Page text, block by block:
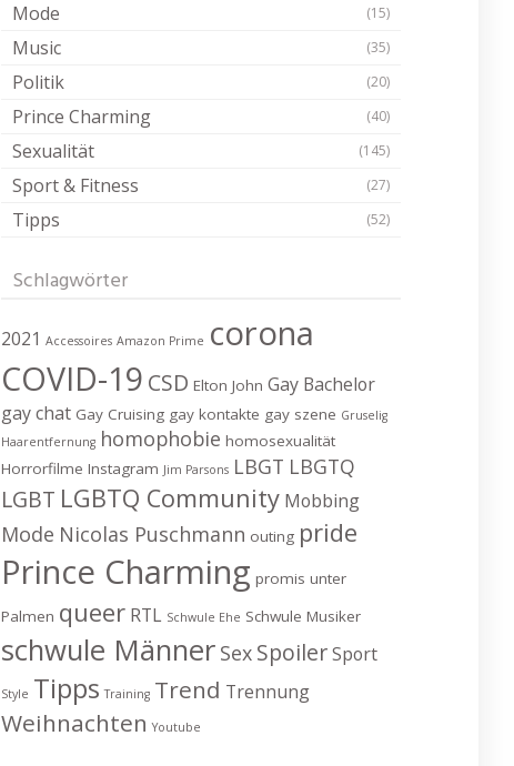
Mode (15)
Music (35)
Politik (20)
Prince Charming (40)
Sexualität (145)
Sport & Fitness (27)
Tipps (52)
Schlagwörter
2021 Accessoires Amazon Prime corona
COVID-19 CSD Elton John Gay Bachelor
gay chat Gay Cruising gay kontakte gay szene Gruselig
Haarentfernung homophobie homosexualität
Horrorfilme Instagram Jim Parsons LBGT LBGTQ
LGBT LGBTQ Community Mobbing
Mode Nicolas Puschmann outing pride
Prince Charming promis unter
Palmen queer RTL Schwule Ehe Schwule Musiker
schwule Männer Sex SpoilerSport
Style Tipps Training Trend Trennung
Weihnachten Youtube